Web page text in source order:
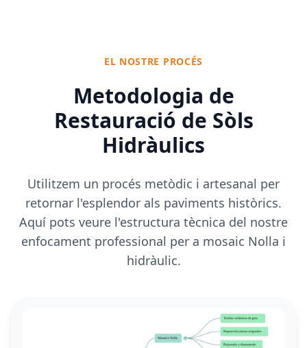
EL NOSTRE PROCÉS
Metodologia de
Restauració de Sòls
Hidràulics
Utilitzem un procés metòdic i artesanal per
retornar l'esplendor als paviments històrics.
Aquí pots veure l'estructura tècnica del nostre
enfocament professional per a mosaic Nolla i
hidràulic.